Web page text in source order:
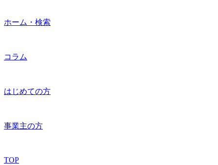
ホーム・検索
コラム
はじめての方
事業主の方
TOP